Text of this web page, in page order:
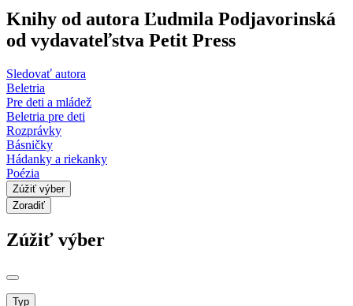
Knihy od autora Ľudmila Podjavorinská
od vydavateľstva Petit Press
Sledovať autora
Beletria
Pre deti a mládež
Beletria pre deti
Rozprávky
Básničky
Hádanky a riekanky
Poézia
Zúžiť výber
Zoradiť
Zúžiť výber
Typ